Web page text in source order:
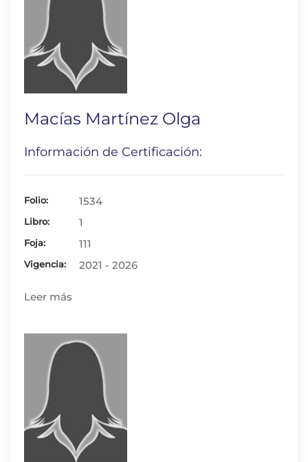
Macías Martínez Olga
Información de Certificación:
Folio: 1534
Libro: 1
Foja: 111
Vigencia: 2021 - 2026
Leer más